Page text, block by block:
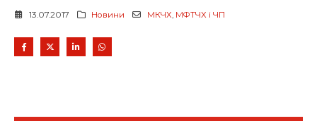
13.07.2017 Новини МКЧХ, МФТЧХ і ЧП